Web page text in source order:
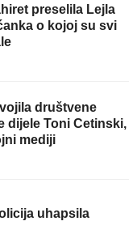
preselila Lejla
o kojoj su svi
društvene
dijele Toni Cetinski,
mediji
uhapsila